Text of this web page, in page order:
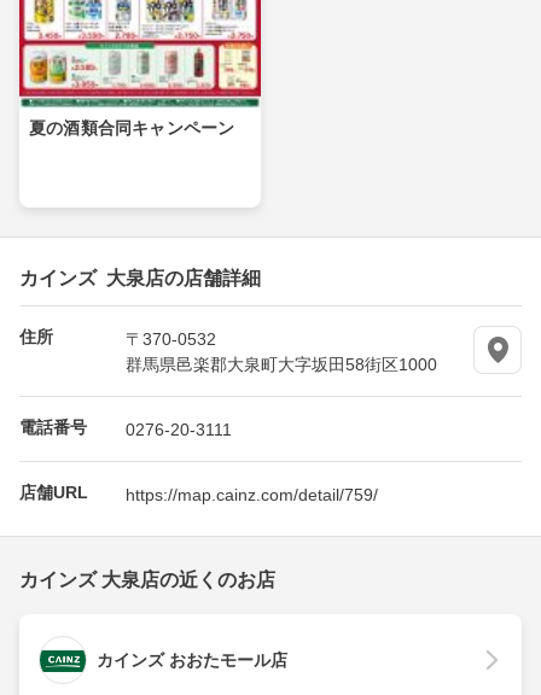
夏の酒類合同キャンペーン
カインズ 大泉店の店舗詳細
住所
〒370-0532
群馬県邑楽郡大泉町大字坂田58街区1000
電話番号 0276-20-3111
店舗URL https://map.cainz.com/detail/759/
カインズ 大泉店の近くのお店
カインズ おおたモール店